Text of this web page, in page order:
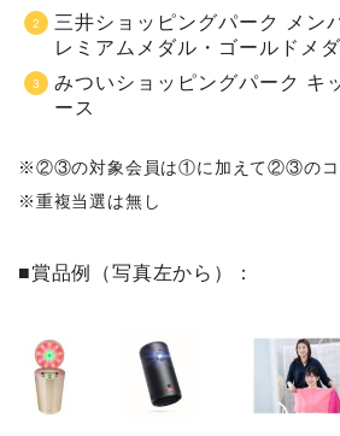
三井ショッピングパーク メン
レミアムメダル・ゴールドメ
みついショッピングパーク キ
ース
※②③の対象会員は①に加えて②③のコ
※重複当選は無し
■賞品例（写真左から）：